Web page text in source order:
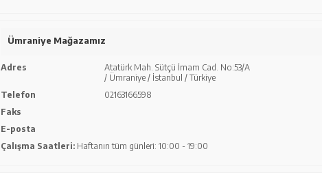
Ümraniye Mağazamız
Adres
Atatürk Mah. Sütçü İmam Cad. No:53/A
/ Ümraniye / İstanbul / Türkiye
Telefon
02163166598
Faks
E-posta
Çalışma Saatleri:Haftanın tüm günleri: 10:00 - 19:00